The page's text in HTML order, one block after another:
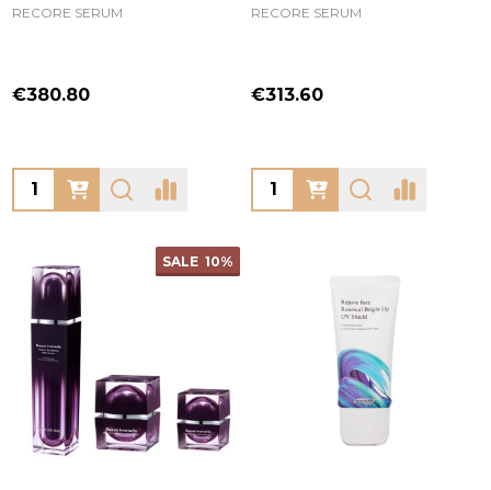
RECORE SERUM
€380.80
Quantity:
RECORE SERUM
€313.60
Quantity:
SALE 10%